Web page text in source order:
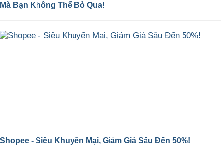
Mà Bạn Không Thể Bỏ Qua!
Shopee - Siêu Khuyến Mại, Giảm Giá Sâu Đến 50%!